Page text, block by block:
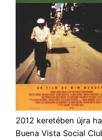
2012 keretében újra
Buena Vista Social